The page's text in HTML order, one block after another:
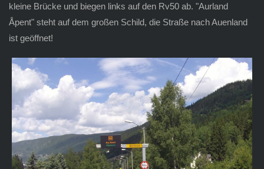
kleine Brücke und biegen links auf den Rv50 ab. "Aurland
Åpent" steht auf dem großen Schild, die Straße nach Auenland
ist geöffnet!